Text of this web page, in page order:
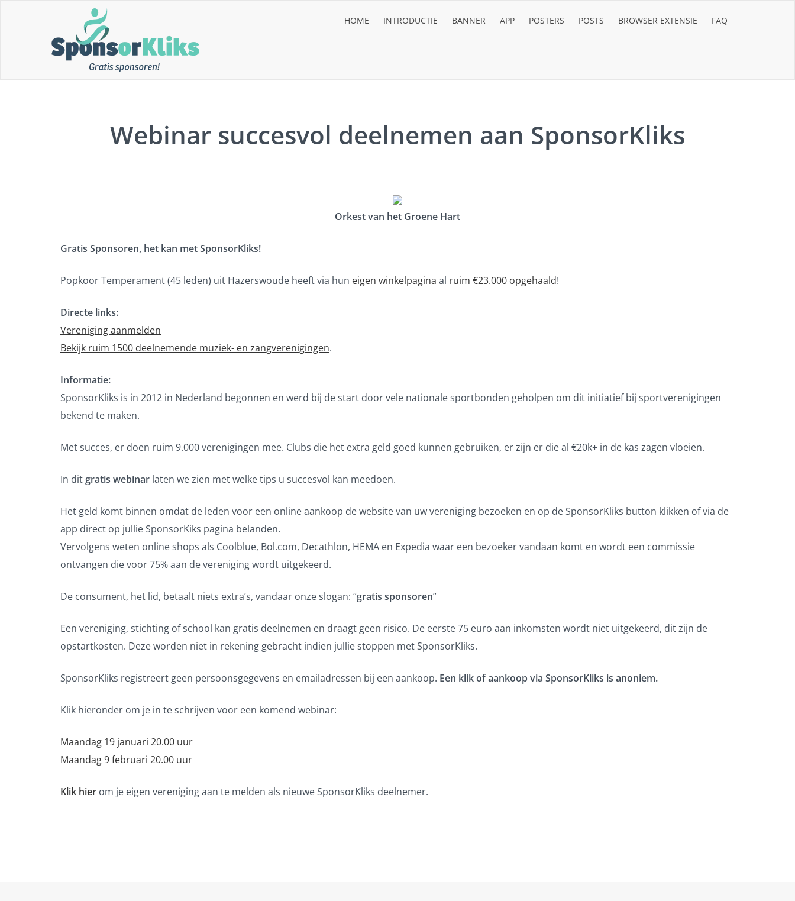
HOME INTRODUCTIE BANNER APP POSTERS POSTS BROWSER EXTENSIE FAQ
Webinar succesvol deelnemen aan SponsorKliks
Orkest van het Groene Hart
Gratis Sponsoren, het kan met SponsorKliks!
Popkoor Temperament (45 leden) uit Hazerswoude heeft via hun eigen winkelpagina al ruim €23.000 opgehaald!
Directe links:
Vereniging aanmelden
Bekijk ruim 1500 deelnemende muziek- en zangverenigingen.
Informatie:
SponsorKliks is in 2012 in Nederland begonnen en werd bij de start door vele nationale sportbonden geholpen om dit initiatief bij sportverenigingen
bekend te maken.
Met succes, er doen ruim 9.000 verenigingen mee. Clubs die het extra geld goed kunnen gebruiken, er zijn er die al €20k+ in de kas zagen vloeien.
In ditgratis webinar laten we zien met welke tips u succesvol kan meedoen.
Het geld komt binnen omdat de leden voor een online aankoop de website van uw vereniging bezoeken en op de SponsorKliks button klikken of via de
app direct op jullie SponsorKiks pagina belanden.
Vervolgens weten online shops als Coolblue, Bol.com, Decathlon, HEMA en Expedia waar een bezoeker vandaan komt en wordt een commissie
ontvangen die voor 75% aan de vereniging wordt uitgekeerd.
De consument, het lid, betaalt niets extra’s, vandaar onze slogan: “gratis sponsoren”
Een vereniging, stichting of school kan gratis deelnemen en draagt geen risico. De eerste 75 euro aan inkomsten wordt niet uitgekeerd, dit zijn de
opstartkosten. Deze worden niet in rekening gebracht indien jullie stoppen met SponsorKliks.
SponsorKliks registreert geen persoonsgegevens en emailadressen bij een aankoop. Een klik of aankoop via SponsorKliks is anoniem.
Klik hieronder om je in te schrijven voor een komend webinar:
Maandag 19 januari 20.00 uur
Maandag 9 februari 20.00 uur
Klik hier om je eigen vereniging aan te melden als nieuwe SponsorKliks deelnemer.